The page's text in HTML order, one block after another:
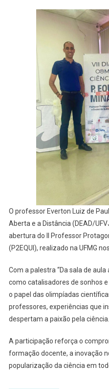
O professor Everton Luiz de
Aberta e a Distância (DEAD/
abertura do II Professor
(P2EQUI), realizado na UFMG
Com a palestra “Da sala de
como catalisadores de sonhos
o papel das olimpíadas
professores, experiências que
despertam a paixão pela ciência.
A participação reforça o
formação docente, a inovação
popularização da ciência em